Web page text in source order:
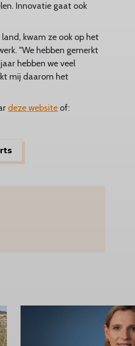
Innovatie gaat ook
kwam ze ook op het
"We hebben gemerkt
hebben we veel
mij daarom het
deze website of: